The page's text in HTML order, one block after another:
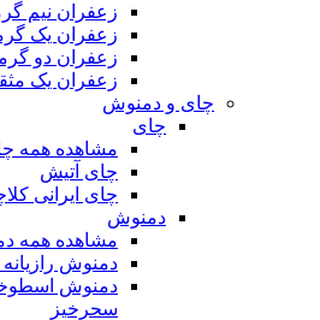
زعفران نیم
زعفران یک
زعفران دو
زعفران یک
چای و دمنوش
چای
مشاهده همه
چای آتیش
چای ایرانی
دمنوش
مشاهده همه
دمنوش رازیانه
دمنوش
سحرخیز